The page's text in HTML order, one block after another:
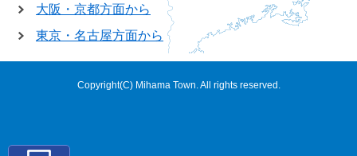
大阪・京都方面から
東京・名古屋方面から
Copyright(C) Mihama Town. All rights reserved.